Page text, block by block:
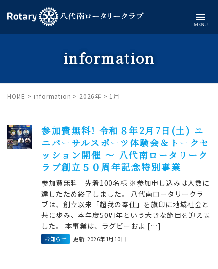
MENU
information
HOME > information > 2026年 > 1月
参加費無料! 令和８年2月7日(土) ユ
ニバーサルスポーツ体験会＆トークセ
ッション開催 ～ 八代南ロータリーク
ラブ創立５０周年記念特別事業
参加費無料 先着100名様 ※参加申し込みは人数に
達したため終了しました。 八代南ロータリークラ
ブは、創立以来「超我の奉仕」を旗印に地域社会と
共に歩み、本年度50周年という大きな節目を迎えま
した。 本事業は、ラグビーおよ […]
お知らせ 更新: 2026年1月10日